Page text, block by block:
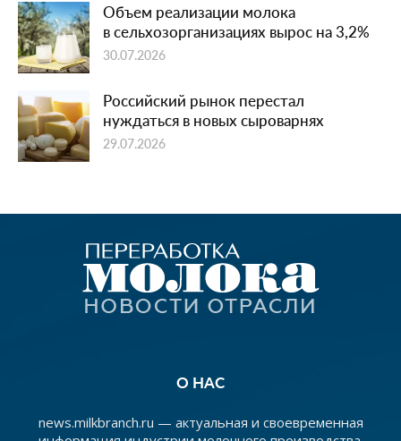
Объем реализации молока
в сельхозорганизациях вырос на 3,2%
30.07.2026
Российский рынок перестал
нуждаться в новых сыроварнях
29.07.2026
О НАС
news.milkbranch.ru — актуальная и своевременная